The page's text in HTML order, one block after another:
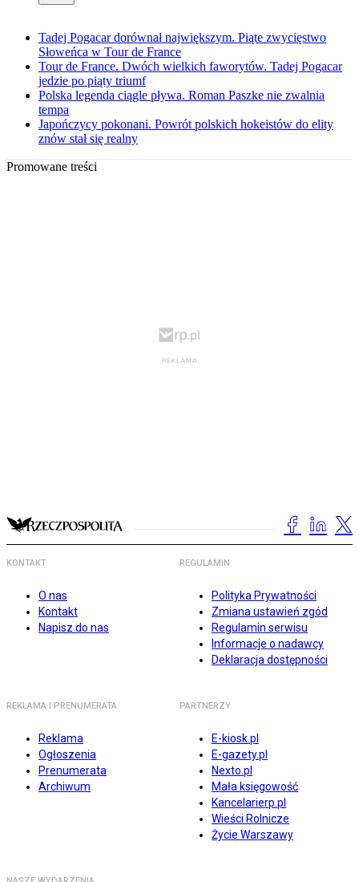
Tadej Pogacar dorównał największym. Piąte zwycięstwo
Słoweńca w Tour de France
Tour de France. Dwóch wielkich faworytów. Tadej Pogacar
jedzie po piąty triumf
Polska legenda ciągle pływa. Roman Paszke nie zwalnia
tempa
Japończycy pokonani. Powrót polskich hokeistów do elity
znów stał się realny
Promowane treści
KONTAKT
O nas
Kontakt
Napisz do nas
REGULAMIN
Polityka Prywatności
Zmiana ustawień zgód
Regulamin serwisu
Informacje o nadawcy
Deklaracja dostępności
REKLAMA I PRENUMERATA
Reklama
Ogłoszenia
Prenumerata
Archiwum
PARTNERZY
E-kiosk.pl
E-gazety.pl
Nexto.pl
Mała księgowość
Kancelarierp.pl
Wieści Rolnicze
Życie Warszawy